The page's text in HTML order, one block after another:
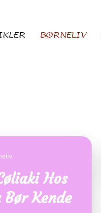
BØRNELIV
Hos
Bør Kende